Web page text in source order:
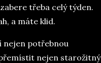
třeba celý týden.
a máte klid.
nejen potřebnou
nejen starožitný